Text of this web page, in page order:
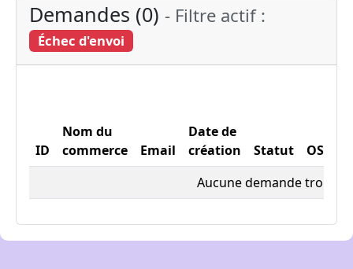
Demandes (0) - Filtre actif :
Échec d'envoi
ID
Nom du
commerce
Email
Date de
création
Statut OSM
Aucune demande trouvée